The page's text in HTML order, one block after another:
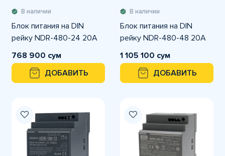
В наличии
Блок питания на DIN
рейку NDR-480-24 20A
768 900 сум
ДОБАВИТЬ
В наличии
Блок питания на DIN
рейку NDR-480-48 20А
1 105 100 сум
ДОБАВИТЬ